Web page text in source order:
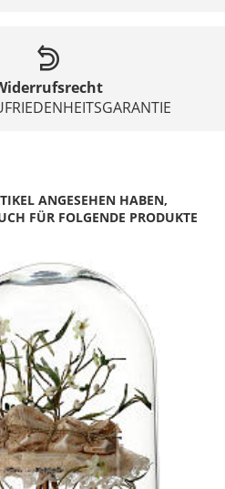
ANGESEHEN HABEN,
FÜR FOLGENDE PRODUKTE